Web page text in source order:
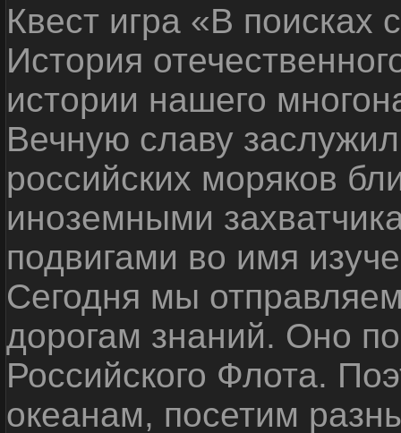
Квест игра «В
История
истории нашего
Вечную славу
российских моряков
иноземными
подвигами во имя
Сегодня мы
дорогам знаний. Оно
Российского Флота.
океанам, посетим